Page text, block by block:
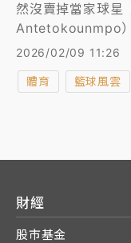
然沒賣掉當家球星
Antetokounmpo
哥找幫手，今（9
（Cam Thomas）
季後賽。
2026/02/09 11:26
體育 籃球風雲
財經
股市基金